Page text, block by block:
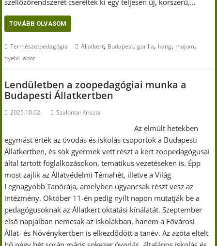
szellőzőrendszerét cserélték ki egy teljesen új, korszerű,…
TOVÁBB OLVASOM
Természetpedagógia Állatkert, Budapest,gorilla, hang, majom,
nyelvi labor
Lendületben a zoopedagógiai munka a
Budapesti Állatkertben
2025.10.02. Szalontai Kriszta
Az elmúlt hetekben
egymást érték az óvodás és iskolás csoportok a Budapesti
Állatkertben, és sok gyermek vett részt a kert zoopedagógusai
által tartott foglalkozásokon, tematikus vezetéseken is. Épp
most zajlik az Állatvédelmi Témahét, illetve a Világ
Legnagyobb Tanórája, amelyben ugyancsak részt vesz az
intézmény. Október 11-én pedig nyílt napon mutatják be a
pedagógusoknak az Állatkert oktatási kínálatát. Szeptember
első napjaiban nemcsak az iskolákban, hanem a Fővárosi
Állat- és Növénykertben is elkezdődött a tanév. Az azóta eltelt